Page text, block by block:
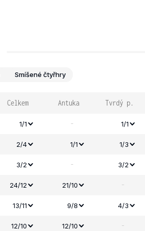
Smíšené čtyřhry
Celkem Antuka Tvrdý p.
1/1 - 1/1
2/4 1/1 1/3
3/2 - 3/2
24/12 21/10 -
13/11 9/8 4/3
12/10 12/10 -